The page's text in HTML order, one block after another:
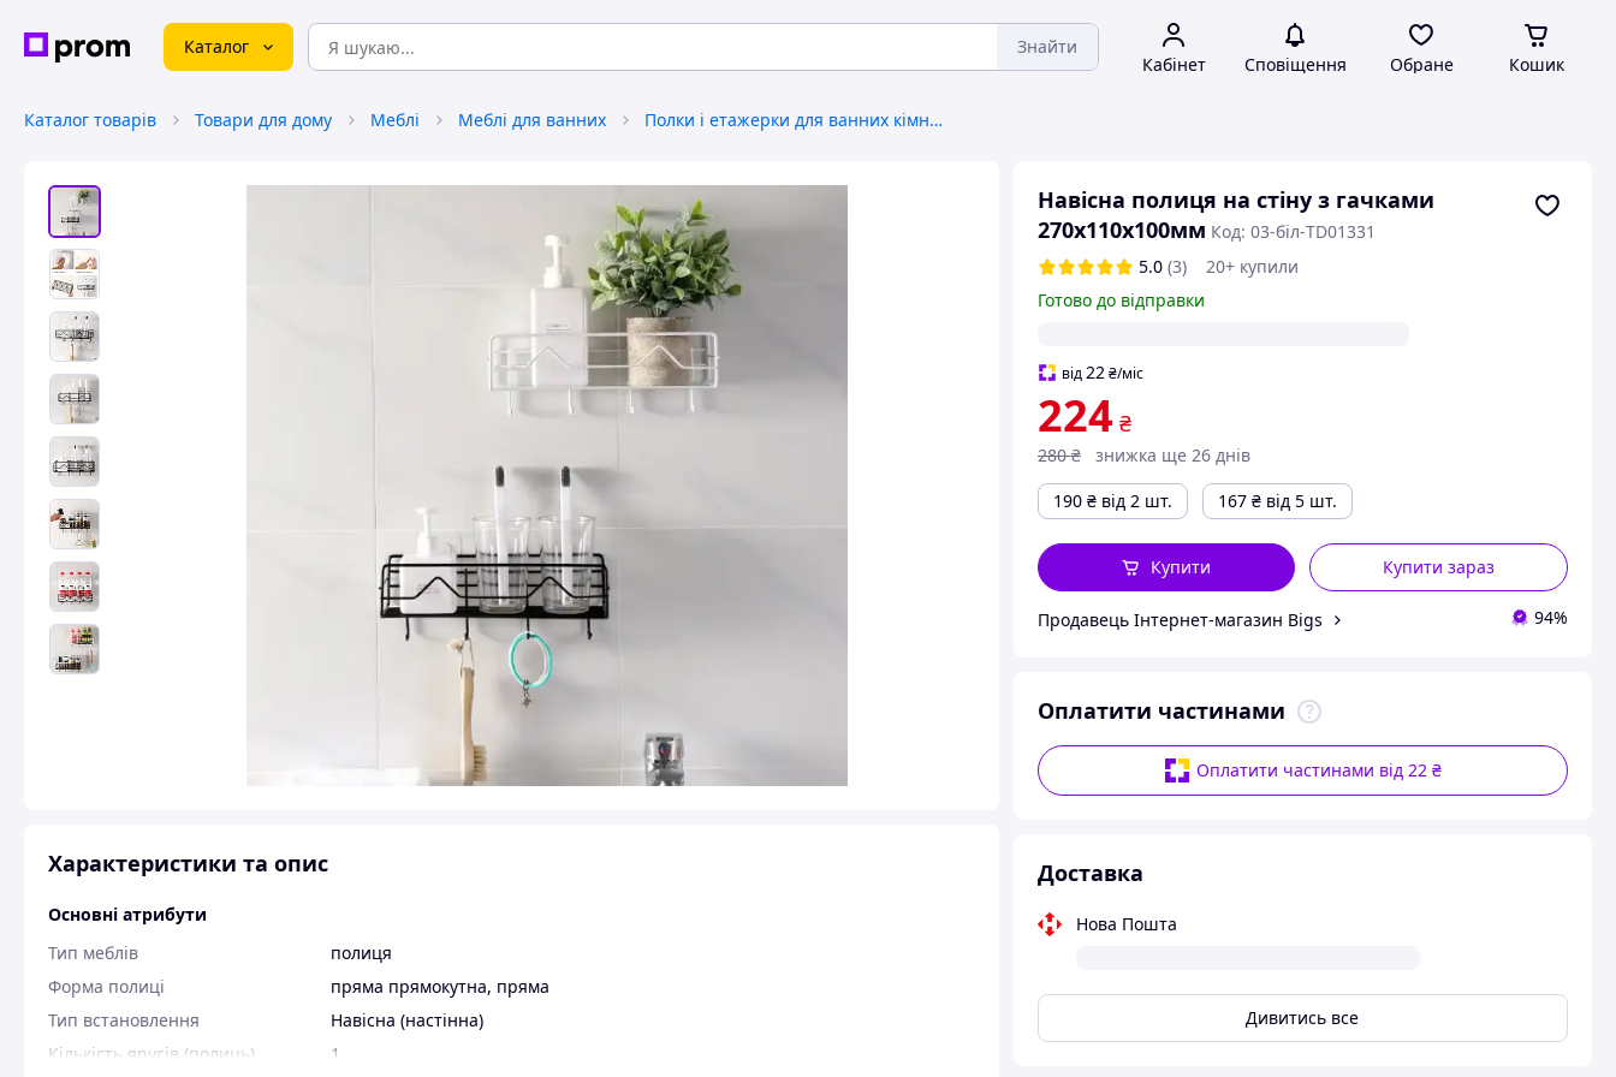
Каталог Знайти
Кабінет Сповіщення Обране Кошик
Каталог товарів Товари для дому Меблі Меблі для ванних Полки і етажерки для ванних кімнат
Навісна полиця на стіну з гачками
270х110х100мм Код: 03-біл-TD01331
5.0 (3)
20+ купили
Готово до відправки
від22 ₴/міс
224 ₴
280 ₴
знижка ще 26 днів
190 ₴ від 2 шт. 167 ₴ від 5 шт.
Купити зараз
Купити
Продавець Інтернет-магазин Bigs 94%
Оплатити частинами
Оплатити частинами від 22 ₴
Доставка
Нова Пошта
Дивитись все
Характеристики та опис
Основні атрибути
Тип меблів
полиця
Форма полиці
пряма прямокутна, пряма
Тип встановлення
Навісна (настінна)
Кількість ярусів (полиць)
1